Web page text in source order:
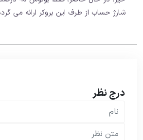
شارژ حساب از طرف این بروکر ارائه می
درج نظر